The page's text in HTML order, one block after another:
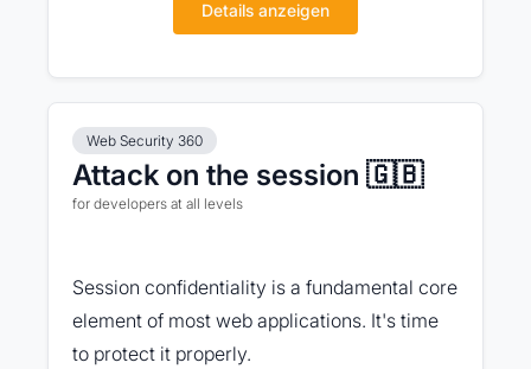
Details anzeigen
Web Security 360
Attack on the session 🇬🇧
for developers at all levels
Session confidentiality is a fundamental core
element of most web applications. It's time
to protect it properly.